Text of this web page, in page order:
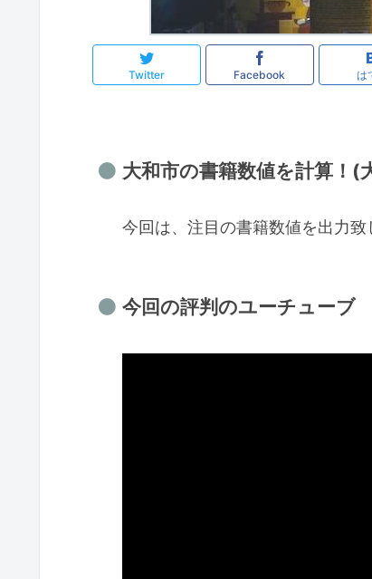
Twitter Facebook は
大和市の書籍数値を計算！
今回は、注目の書籍数値を出力致
今回の評判のユーチューブ